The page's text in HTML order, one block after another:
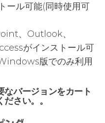
ール可能(同時使用可
、Outlook、
がインストール可
版でのみ利用
なバージョンをカート
さい。。